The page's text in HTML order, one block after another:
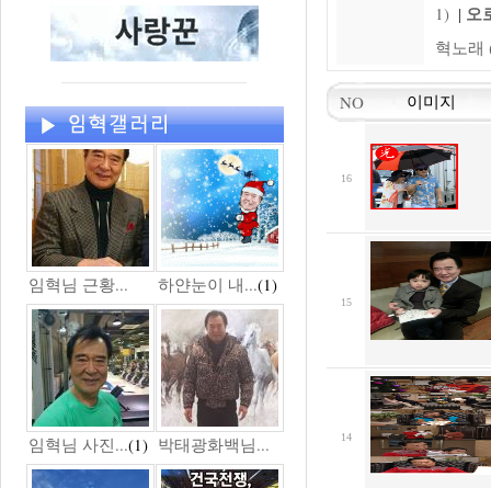
임혁님 근황... 하얀눈이 내...(1)
임혁님 사진...(1) 박태광화백님...
1) | 오
혁노래
NO 이미지
16
15
14